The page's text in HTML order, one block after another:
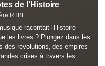
de l'Histoire
RTBF
racontait l’Histoire
les livres ? Plongez dans les
des révolutions, des empires
crises à travers les